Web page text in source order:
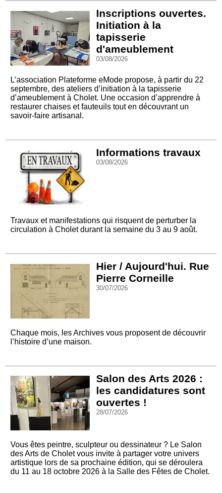
Inscriptions ouvertes.
Initiation à la
tapisserie
d'ameublement
03/08/2026
L’association Plateforme eMode propose, à partir du 22
septembre, des ateliers d’initiation à la tapisserie
d’ameublement à Cholet. Une occasion d’apprendre à
restaurer chaises et fauteuils tout en découvrant un
savoir-faire artisanal.
Informations travaux
03/08/2026
Travaux et manifestations qui risquent de perturber la
circulation à Cholet durant la semaine du 3 au 9 août.
Hier / Aujourd'hui. Rue
Pierre Corneille
30/07/2026
Chaque mois, les Archives vous proposent de découvrir
l’histoire d’une maison.
Salon des Arts 2026 :
les candidatures sont
ouvertes !
28/07/2026
Vous êtes peintre, sculpteur ou dessinateur ? Le Salon
des Arts de Cholet vous invite à partager votre univers
artistique lors de sa prochaine édition, qui se déroulera
du 11 au 18 octobre 2026 à la Salle des Fêtes de Cholet.